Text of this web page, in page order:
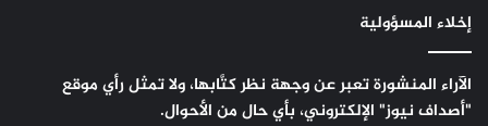
إخلاء المسؤولية
الآراء المنشورة تعبر عن وجهة نظر كتَّابها، ولا تمثل رأي موقع
"أصداف نيوز" الإلكتروني، بأي حال من الأحوال.